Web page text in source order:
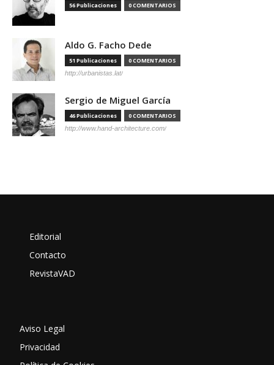
56 Publicaciones 0 COMENTARIOS
Aldo G. Facho Dede
51 Publicaciones 0 COMENTARIOS
http://urbanistas.lat/
Sergio de Miguel García
46 Publicaciones 0 COMENTARIOS
http://www.hand-architecture.com/
Editorial
Contacto
RevistaVAD
Aviso Legal
Privacidad